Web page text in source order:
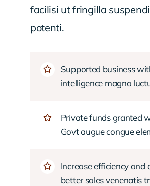
facilisi ut fringilla
potenti.
Supported business
intelligence magna
Private funds granted
Govt augue congue
Increase efficiency and
better sales venenatis